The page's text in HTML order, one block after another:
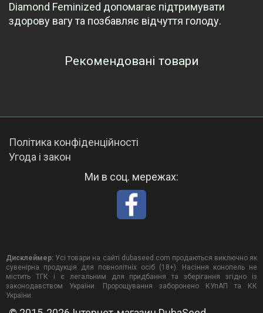
Diamond Feminized допомагає підтримувати
здорову вагу та позбавляє відчуття голоду.
Рекомендовані товари
Політика конфіденційності
Угода і закон
Ми в соц. мережах:
Дисклеймер: Усі товари на сайті dubaseed.com продаються виключно як
сувенірна продукція для повнолітніх осіб (18+). Насіння конопель не
містить ТГК і є легальним для придбання та зберігання згідно із
законодавством України. Пророщування заборонено КУпАП та КК
України.